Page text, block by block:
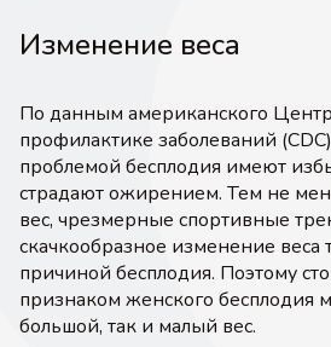
Изменение веса
По данным американского
профилактике заболеваний
проблемой бесплодия имеют
страдают ожирением. Тем не
вес, чрезмерные спортивные
скачкообразное изменение веса
причиной бесплодия. Поэтому
признаком женского бесплодия
большой, так и малый вес.